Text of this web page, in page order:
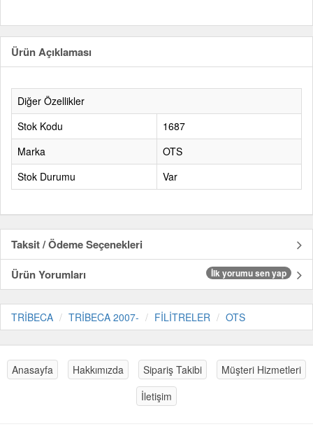
Ürün Açıklaması
Diğer Özellikler
Stok Kodu
1687
Marka
OTS
Stok Durumu
Var
Taksit / Ödeme Seçenekleri
Ürün Yorumları
İlk yorumu sen yap
TRİBECA TRİBECA 2007- FİLİTRELER OTS
Anasayfa Hakkımızda Sipariş Takibi
Müşteri Hizmetleri
İletişim